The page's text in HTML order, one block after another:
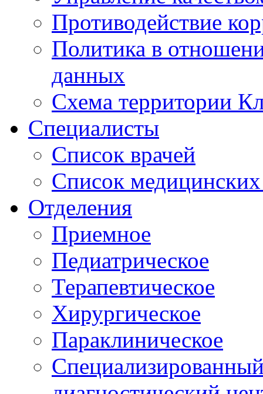
Противодействие
Политика в
данных
Схема территории
Специалисты
Список врачей
Список медицинских
Отделения
Приемное
Педиатрическое
Терапевтическое
Хирургическое
Параклиническое